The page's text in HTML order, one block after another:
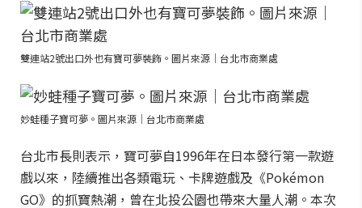
雙連站2號出口外也有寶可夢裝飾。圖片來源｜台北市商業處
妙蛙種子寶可夢。圖片來源｜台北市商業處
台北市長則表示，寶可夢自1996年在日本發行第一款遊
戲以來，陸續推出各類電玩、卡牌遊戲及《Pokémon
GO》的抓寶熱潮，曾在北投公園也帶來大量人潮。本次